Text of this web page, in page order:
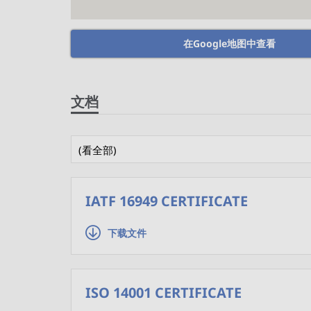
在Google地图中查看
文档
(看全部)
IATF 16949 CERTIFICATE
下载文件
ISO 14001 CERTIFICATE